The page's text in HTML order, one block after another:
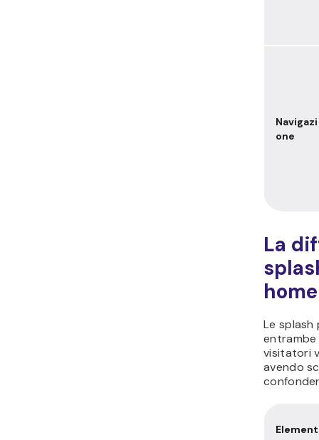
Navigazi
one
La
Le splash
entrambe
visitatori
avendo